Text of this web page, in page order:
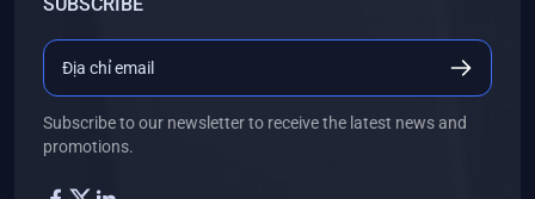
Subscribe to our newsletter to receive the latest news and
promotions.